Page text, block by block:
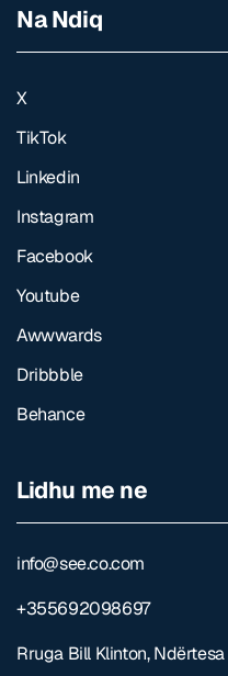
Na Ndiq
X
TikTok
Linkedin
Instagram
Facebook
Youtube
Awwwards
Dribbble
Behance
Lidhu me ne
info@see.co.com
+355692098697
Rruga Bill Klinton, Ndërtesa